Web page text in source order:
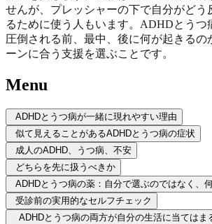
せんが、プレッシャーの下で自分がどう
るために使う人もいます。ADHDとうつ
圧倒される前、最中、後に何が起きるの
ーンに合う支援を選ぶことです。
Menu
ADHDとうつ病が一緒に現れやすい理由
似て見えることがあるADHDとうつ病の症状
成人のADHD、うつ病、不安
どちらを先に扱うべきか
ADHDとうつ病の薬：自分で選ぶのではなく、
受診前の実用的なセルフチェック
ADHDとうつ病の両方が自分の生活に当てはま